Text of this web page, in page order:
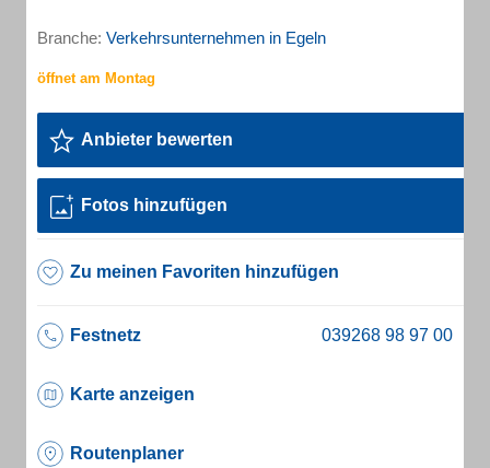
Branche: Verkehrsunternehmen in Egeln
Anbieter bewerten
Fotos hinzufügen
Zu meinen Favoriten hinzufügen
Festnetz
Karte anzeigen
Routenplaner